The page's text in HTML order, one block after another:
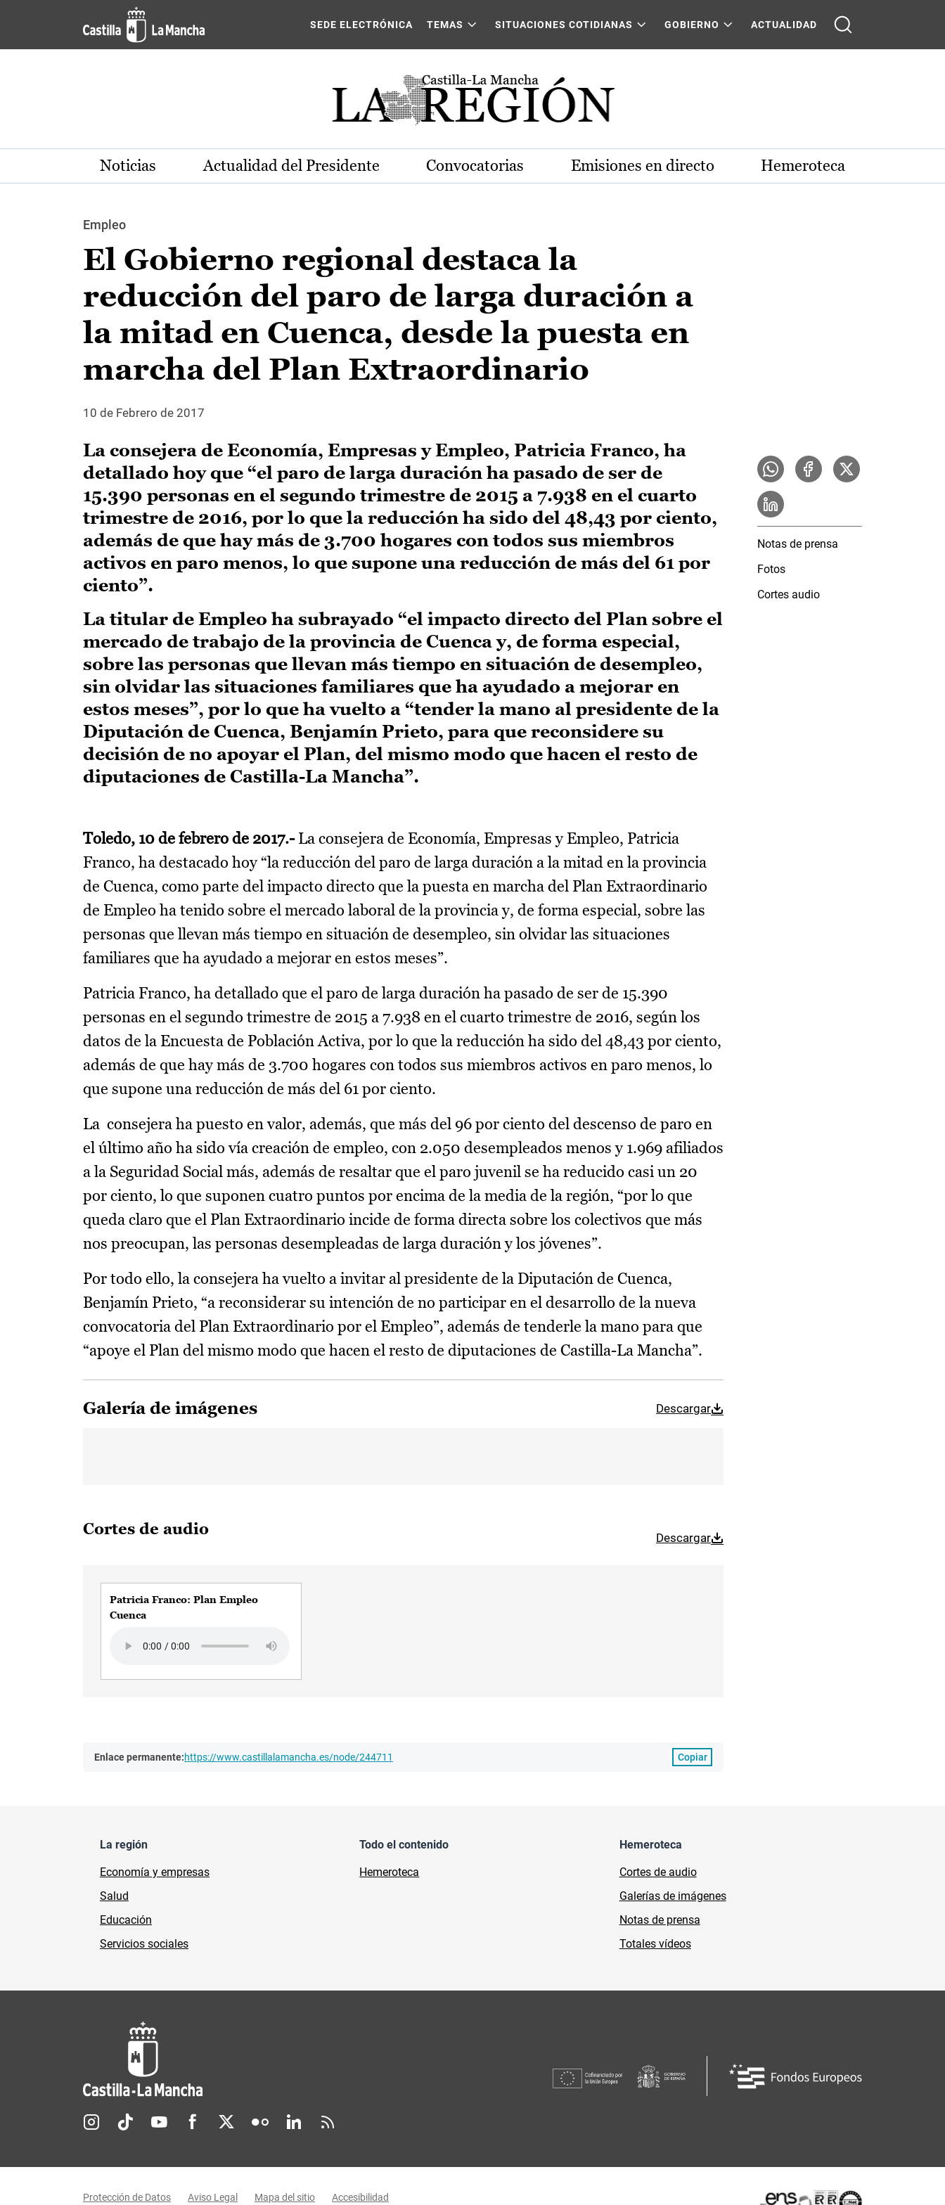
Pasar al contenido principal
SEDE ELECTRÓNICA TEMAS SITUACIONES COTIDIANAS GOBIERNO ACTUALIDAD
Noticias Actualidad del Presidente Convocatorias Emisiones en directo Hemeroteca
Empleo
El Gobierno regional destaca la
reducción del paro de larga duración a
la mitad en Cuenca, desde la puesta en
marcha del Plan Extraordinario
10 de Febrero de 2017
La consejera de Economía, Empresas y Empleo, Patricia Franco, ha
detallado hoy que “el paro de larga duración ha pasado de ser de
15.390 personas en el segundo trimestre de 2015 a 7.938 en el cuarto
trimestre de 2016, por lo que la reducción ha sido del 48,43 por ciento,
además de que hay más de 3.700 hogares con todos sus miembros
activos en paro menos, lo que supone una reducción de más del 61 por
ciento”.
La titular de Empleo ha subrayado “el impacto directo del Plan sobre el
mercado de trabajo de la provincia de Cuenca y, de forma especial,
sobre las personas que llevan más tiempo en situación de desempleo,
sin olvidar las situaciones familiares que ha ayudado a mejorar en
estos meses”, por lo que ha vuelto a “tender la mano al presidente de la
Diputación de Cuenca, Benjamín Prieto, para que reconsidere su
decisión de no apoyar el Plan, del mismo modo que hacen el resto de
diputaciones de Castilla-La Mancha”.
Toledo, 10 de febrero de 2017.-La consejera de Economía, Empresas y Empleo, Patricia
Franco, ha destacado hoy “la reducción del paro de larga duración a la mitad en la provincia
de Cuenca, como parte del impacto directo que la puesta en marcha del Plan Extraordinario
de Empleo ha tenido sobre el mercado laboral de la provincia y, de forma especial, sobre las
personas que llevan más tiempo en situación de desempleo, sin olvidar las situaciones
familiares que ha ayudado a mejorar en estos meses”.
Patricia Franco, ha detallado que el paro de larga duración ha pasado de ser de 15.390
personas en el segundo trimestre de 2015 a 7.938 en el cuarto trimestre de 2016, según los
datos de la Encuesta de Población Activa, por lo que la reducción ha sido del 48,43 por ciento,
además de que hay más de 3.700 hogares con todos sus miembros activos en paro menos, lo
que supone una reducción de más del 61 por ciento.
La consejera ha puesto en valor, además, que más del 96 por ciento del descenso de paro en
el último año ha sido vía creación de empleo, con 2.050 desempleados menos y 1.969 afiliados
a la Seguridad Social más, además de resaltar que el paro juvenil se ha reducido casi un 20
por ciento, lo que suponen cuatro puntos por encima de la media de la región, “por lo que
queda claro que el Plan Extraordinario incide de forma directa sobre los colectivos que más
nos preocupan, las personas desempleadas de larga duración y los jóvenes”.
Por todo ello, la consejera ha vuelto a invitar al presidente de la Diputación de Cuenca,
Benjamín Prieto, “a reconsiderar su intención de no participar en el desarrollo de la nueva
convocatoria del Plan Extraordinario por el Empleo”, además de tenderle la mano para que
“apoye el Plan del mismo modo que hacen el resto de diputaciones de Castilla-La Mancha”.
Galería de imágenes Descargar
Cortes de audio Descargar
Patricia Franco: Plan Empleo
Cuenca
Enlace permanente:https://www.castillalamancha.es/node/244711 Copiar
Notas de prensa
Fotos
Cortes audio
La región
Economía y empresas
Salud
Educación
Servicios sociales
Todo el contenido
Hemeroteca
Hemeroteca
Cortes de audio
Galerías de imágenes
Notas de prensa
Totales vídeos
Redes sociales JCCM
Protección de Datos Aviso Legal Mapa del sitio Accesibilidad Certificaciones